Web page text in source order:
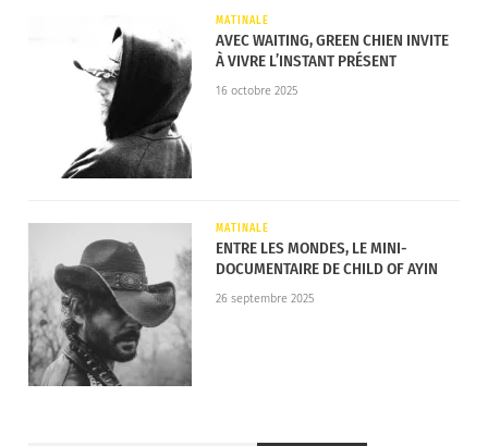
nuages, appeler à la paix…
AprèsCiel, leur tout premier single, EDVA s’apprête
à dévoiler
, prévu pour le 4 juillet. Deux
morceaux qui annoncent la sortie d’un premier EP,
‘Bombe d’amour’, attendu pour octobre 2025. Une
trajectoire que nous suivrons assurément !
MATINALE
AVEC WAITING, GREEN CHIEN INVITE
À VIVRE L’INSTANT PRÉSENT
16 octobre 2025
MATINALE
ENTRE LES MONDES, LE MINI-
DOCUMENTAIRE DE CHILD OF AYIN
26 septembre 2025